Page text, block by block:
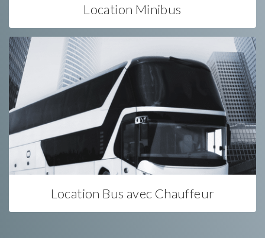
Location Minibus
Location Bus avec Chauffeur